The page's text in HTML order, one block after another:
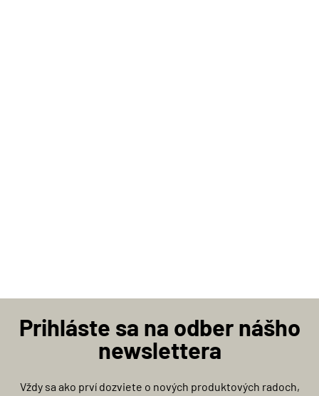
Prihláste sa na odber nášho
newslettera
Vždy sa ako prví dozviete o nových produktových radoch,